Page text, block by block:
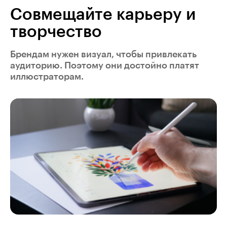
Совмещайте карьеру и
творчество
Брендам нужен визуал, чтобы привлекать
аудиторию. Поэтому они достойно платят
иллюстраторам.